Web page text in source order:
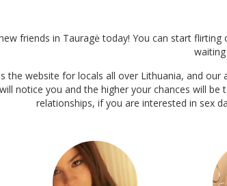
friends in Tauragė today! You can start
the website for locals all over Lithuania, and
will notice you and the higher your chances will
relationships, if you are interested in sex